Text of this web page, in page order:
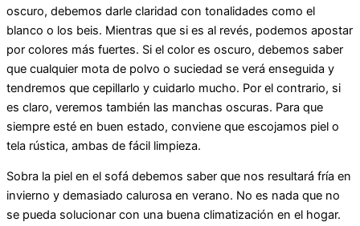
oscuro, debemos darle claridad con tonalidades como el
blanco o los beis. Mientras que si es al revés, podemos apostar
por colores más fuertes. Si el color es oscuro, debemos saber
que cualquier mota de polvo o suciedad se verá enseguida y
tendremos que cepillarlo y cuidarlo mucho. Por el contrario, si
es claro, veremos también las manchas oscuras. Para que
siempre esté en buen estado, conviene que escojamos piel o
tela rústica, ambas de fácil limpieza.
Sobra la piel en el sofá debemos saber que nos resultará fría en
invierno y demasiado calurosa en verano. No es nada que no
se pueda solucionar con una buena climatización en el hogar.